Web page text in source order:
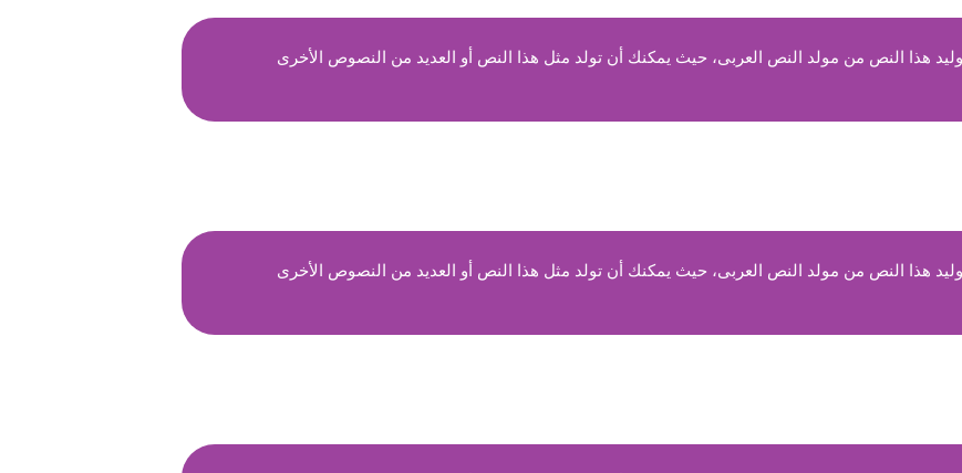
هذا النص من مولد النص العربى، حيث يمكنك أن تولد مثل هذا النص أو العديد من النصوص الأخرى
هذا النص من مولد النص العربى، حيث يمكنك أن تولد مثل هذا النص أو العديد من النصوص الأخرى